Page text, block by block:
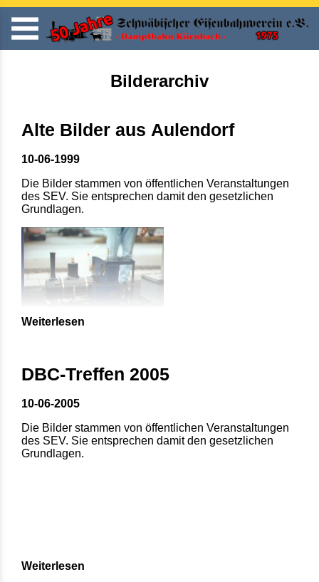
Bilderarchiv
Alte Bilder aus Aulendorf
10-06-1999
Die Bilder stammen von öffentlichen Veranstaltungen
des SEV. Sie entsprechen damit den gesetzlichen
Grundlagen.
Weiterlesen
DBC-Treffen 2005
10-06-2005
Die Bilder stammen von öffentlichen Veranstaltungen
des SEV. Sie entsprechen damit den gesetzlichen
Grundlagen.
Weiterlesen